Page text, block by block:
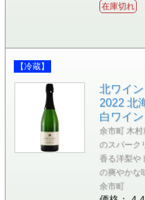
在庫切れ
【冷蔵】
北ワイ
2022 北
白ワイン
余市町 木
のスパーク
香る洋梨や
の爽やかな
余市町